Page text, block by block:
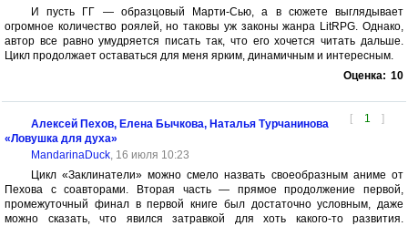
И пусть ГГ — образцовый Марти-Сью, а в сюжете выглядывает
огромное количество роялей, но таковы уж законы жанра LitRPG. Однако,
автор все равно умудряется писать так, что его хочется читать дальше.
Цикл продолжает оставаться для меня ярким, динамичным и интересным.
Оценка: 10
[ 1 ]
Алексей Пехов, Елена Бычкова, Наталья Турчанинова
«Ловушка для духа»
MandarinaDuck, 16 июля 10:23
Цикл «Заклинатели» можно смело назвать своеобразным аниме от
Пехова с соавторами. Вторая часть — прямое продолжение первой,
промежуточный финал в первой книге был достаточно условным, даже
можно сказать, что явился затравкой для хоть какого-то развития.